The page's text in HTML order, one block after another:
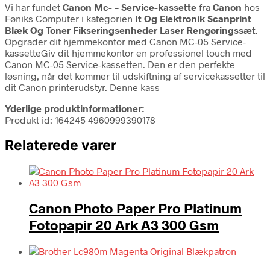
Vi har fundet Canon Mc- – Service-kassette fra Canon hos
Føniks Computer i kategorien It Og Elektronik Scanprint
Blæk Og Toner Fikseringsenheder Laser Rengøringssæt.
Opgrader dit hjemmekontor med Canon MC-05 Service-
kassetteGiv dit hjemmekontor en professionel touch med
Canon MC-05 Service-kassetten. Den er den perfekte
løsning, når det kommer til udskiftning af servicekassetter til
dit Canon printerudstyr. Denne kass
Yderlige produktinformationer:
Produkt id: 164245 4960999390178
Relaterede varer
Canon Photo Paper Pro Platinum
Fotopapir 20 Ark A3 300 Gsm